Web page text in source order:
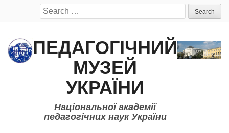
Search
for:
ПЕДАГОГІЧНИЙ
МУЗЕЙ
УКРАЇНИ
Національної академії
педагогічних наук України